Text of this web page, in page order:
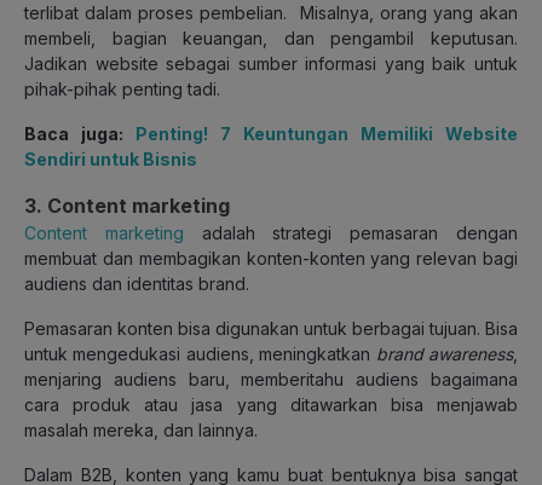
terlibat dalam proses pembelian. Misalnya, orang yang akan
membeli, bagian keuangan, dan pengambil keputusan.
Jadikan website sebagai sumber informasi yang baik untuk
pihak-pihak penting tadi.
Baca juga: Penting! 7 Keuntungan Memiliki Website
Sendiri untuk Bisnis
3. Content marketing
Content marketing adalah strategi pemasaran dengan
membuat dan membagikan konten-konten yang relevan bagi
audiens dan identitas brand.
Pemasaran konten bisa digunakan untuk berbagai tujuan. Bisa
untuk mengedukasi audiens, meningkatkan brand awareness,
menjaring audiens baru, memberitahu audiens bagaimana
cara produk atau jasa yang ditawarkan bisa menjawab
masalah mereka, dan lainnya.
Dalam B2B, konten yang kamu buat bentuknya bisa sangat